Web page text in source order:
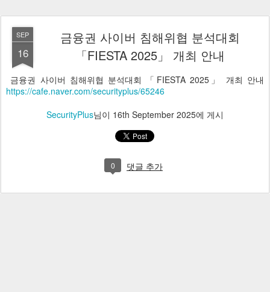
SEP
16
금융권 사이버 침해위협 분석대회
「FIESTA 2025」 개최 안내
금융권 사이버 침해위협 분석대회 「FIESTA 2025」 개최 안내
https://cafe.naver.com/securityplus/65246
SecurityPlus님이 16th September 2025에 게시
0 댓글 추가